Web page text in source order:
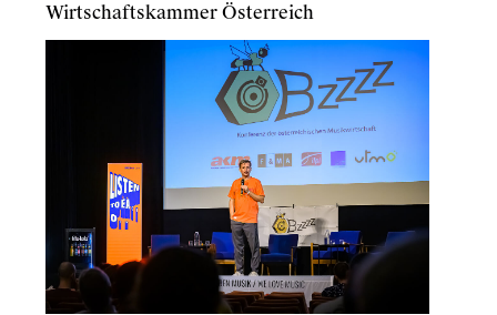
Wirtschaftskammer Österreich
Austrian Audio
Gründerio
Wirtschaftskammer Österreich